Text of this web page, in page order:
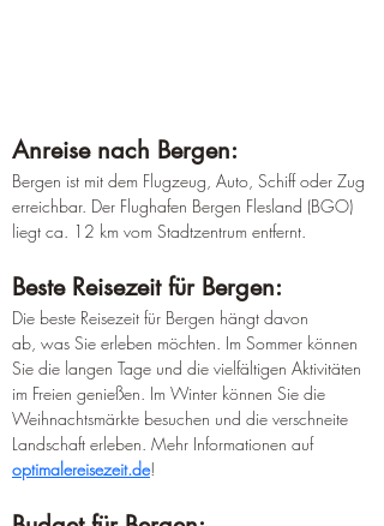
Anreise nach Bergen:
Bergen ist mit dem Flugzeug, Auto, Schiff oder Zug
erreichbar. Der Flughafen Bergen Flesland (BGO)
liegt ca. 12 km vom Stadtzentrum entfernt.
Beste Reisezeit für Bergen:
Die beste Reisezeit für Bergen hängt davon
ab, was Sie erleben möchten. Im Sommer können
Sie die langen Tage und die vielfältigen Aktivitäten
im Freien genießen. Im Winter können Sie die
Weihnachtsmärkte besuchen und die verschneite
Landschaft erleben. Mehr Informationen auf
optimalereisezeit.de!